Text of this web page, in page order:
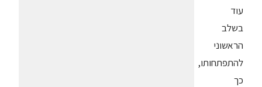
עוד
בשלב
הראשוני
להתפתחותו,
כך